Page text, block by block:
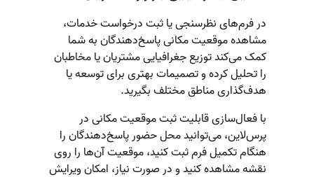
در فرم‌های نظرسنجی یا ثبت درخواست خدمات،
مشاهده موقعیت مکانی پاسخ‌دهندگان به شما
کمک می‌کند توزیع جغرافیایی مشتریان یا مخاطبان
را تحلیل کرده و تصمیمات بهتری برای توسعه یا
هدف‌گذاری مناطق مختلف بگیرید.
با فعال‌سازی قابلیت ثبت موقعیت مکانی در
پرس‌لاین، می‌توانید محل حضور پاسخ‌دهندگان را
هنگام تکمیل فرم ثبت کنید، موقعیت آن‌ها را روی
نقشه مشاهده کنید و در صورت نیاز، امکان ویرایش